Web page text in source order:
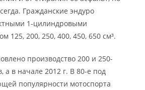
Гражданские эндуро
1-цилиндровыми
125, 200, 250, 400, 450, 650 см³.
производство 200 и 250-
а в начале 2012 г. В 80-е под
популярности мотоспорта